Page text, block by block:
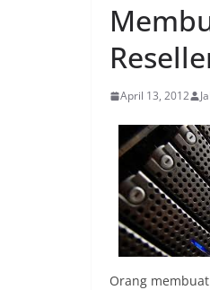
April 13, 2012
Orang